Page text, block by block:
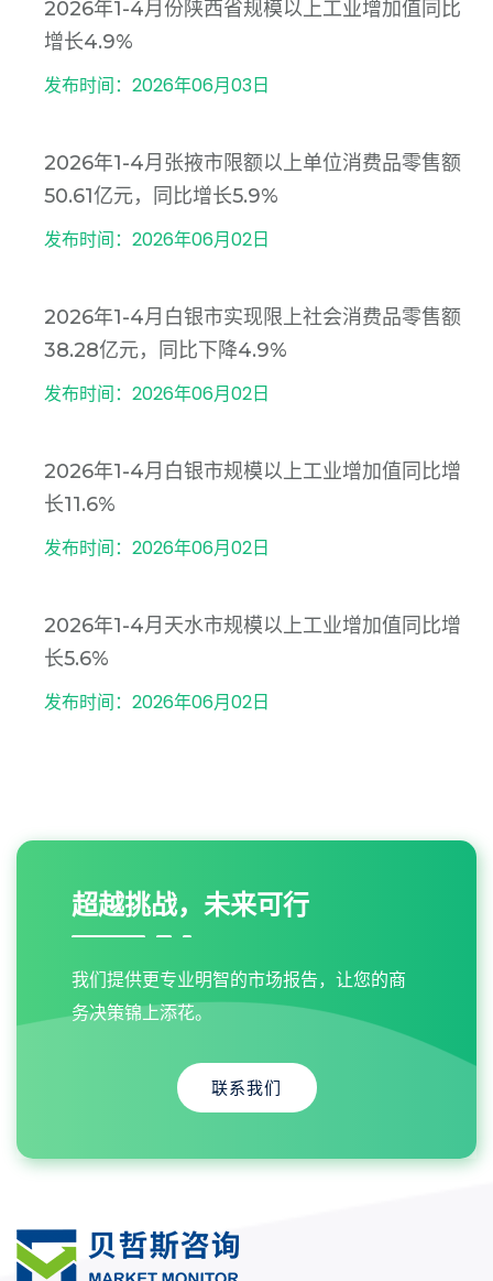
2026年1-4月份陕西省规模以上工业增加值同比
增长4.9%
发布时间：2026年06月03日
2026年1-4月张掖市限额以上单位消费品零售额
50.61亿元，同比增长5.9%
发布时间：2026年06月02日
2026年1-4月白银市实现限上社会消费品零售额
38.28亿元，同比下降4.9%
发布时间：2026年06月02日
2026年1-4月白银市规模以上工业增加值同比增
长11.6%
发布时间：2026年06月02日
2026年1-4月天水市规模以上工业增加值同比增
长5.6%
发布时间：2026年06月02日
超越挑战，未来可行
我们提供更专业明智的市场报告，让您的商
务决策锦上添花。
联系我们